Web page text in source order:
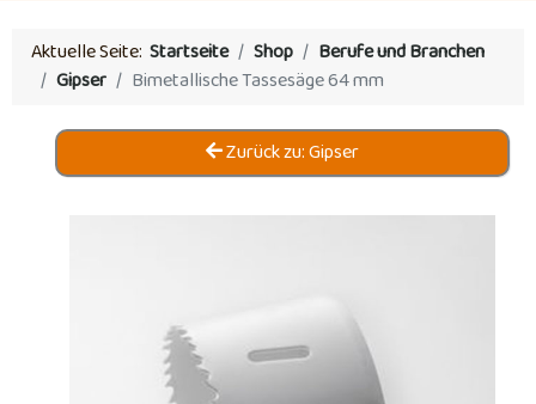
Aktuelle Seite: Startseite Shop
Berufe und Branchen
Gipser
Bimetallische Tassesäge 64 mm
Zurück zu: Gipser